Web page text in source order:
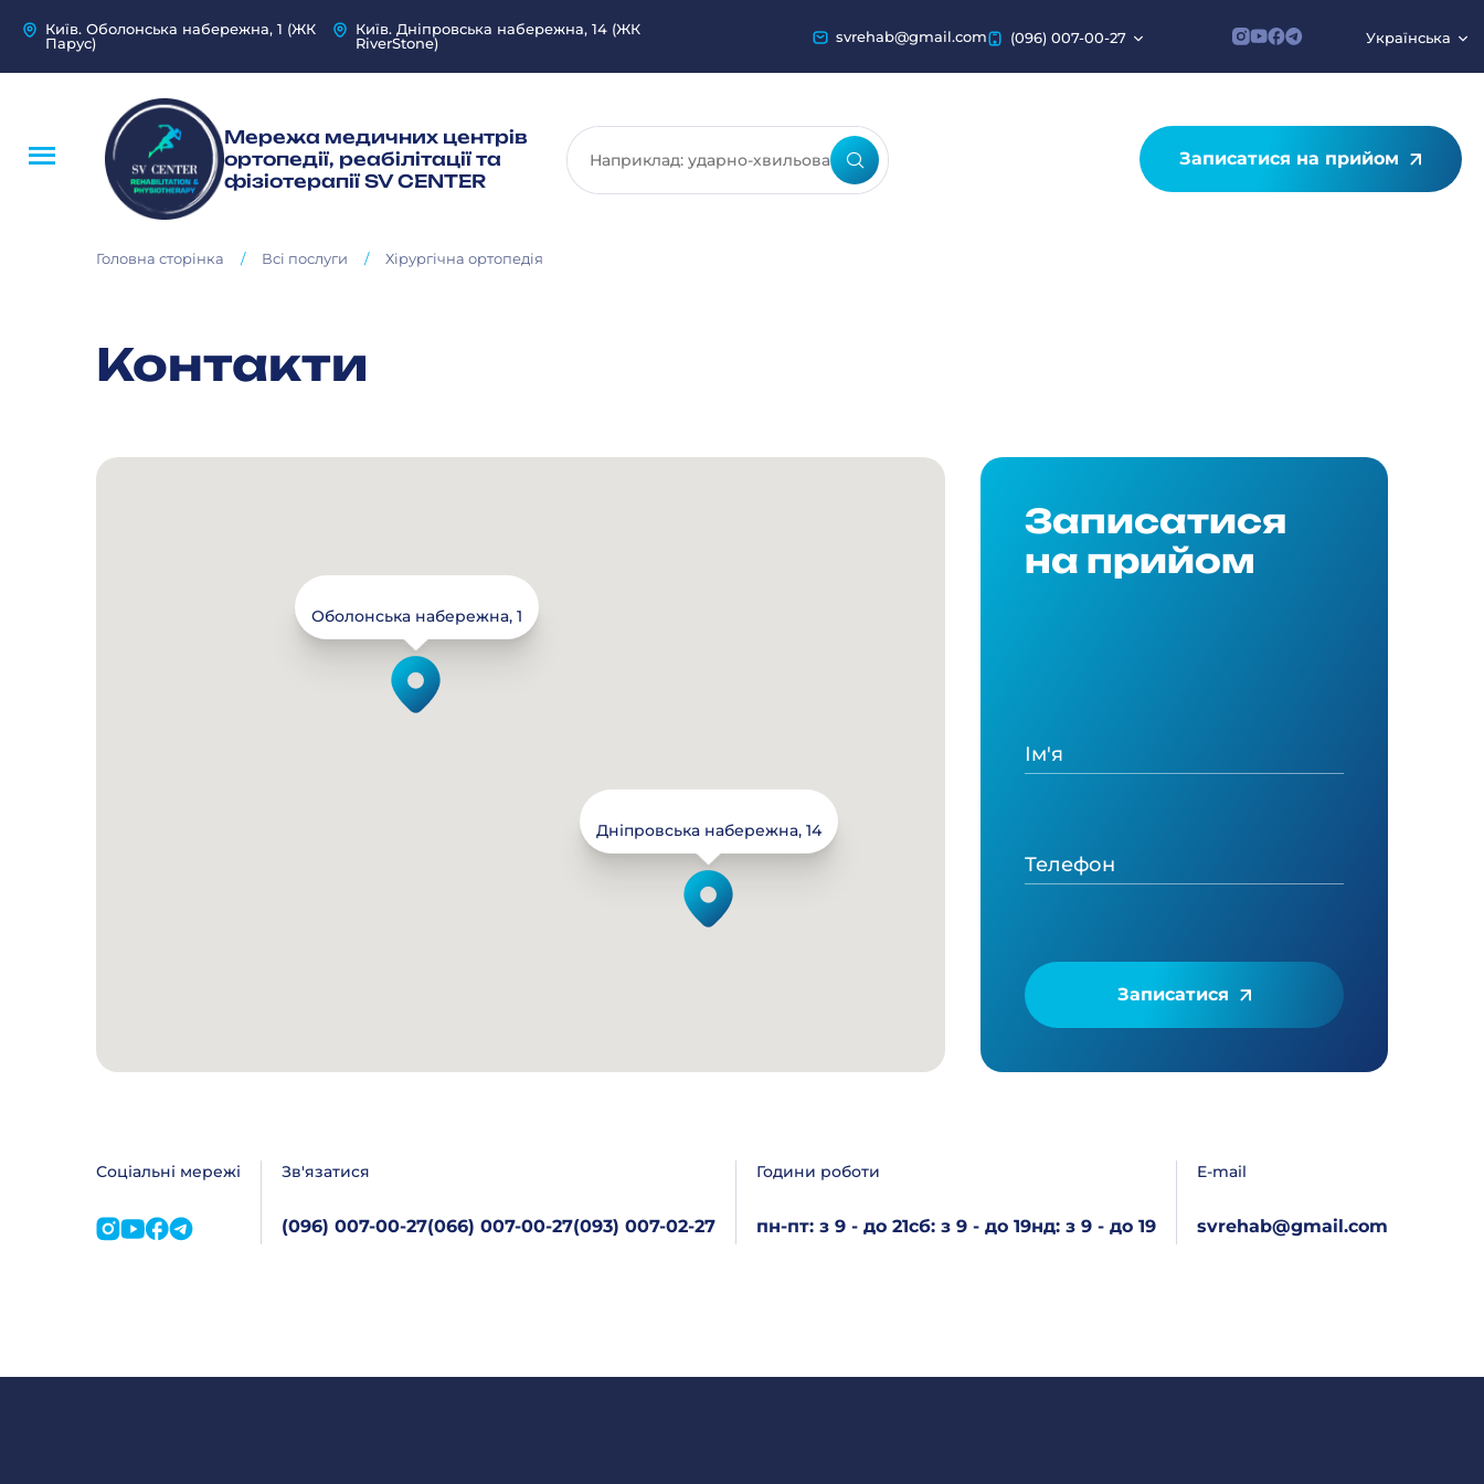
Київ. Оболонська набережна, 1 (ЖК
Парус)
Київ. Дніпровська набережна, 14 (ЖК
RiverStone)
svrehab@gmail.com (096) 007-00-27 Українська
Мережа медичних центрів
ортопедії, реабілітації та
фізіотерапії SV CENTER
Записатися на прийом
Головна сторінка / Всі послуги / Хірургічна ортопедія
Контакти
Оболонська набережна, 1
Дніпровська набережна, 14
Записатися
на прийом
Записатися
Соціальні мережі Зв'язатися
(096) 007-00-27(066) 007-00-27(093) 007-02-27
Години роботи
пн-пт: з 9 - до 21сб: з 9 - до 19нд: з 9 - до 19
E-mail
svrehab@gmail.com